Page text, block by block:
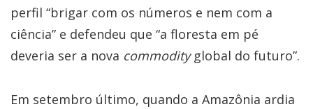
perfil “brigar com os números e nem com a
ciência” e defendeu que “a floresta em pé
deveria ser a nova commodityglobal do futuro”.
Em setembro último, quando a Amazônia ardia